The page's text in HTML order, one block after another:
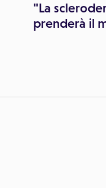
"La
prenderà il